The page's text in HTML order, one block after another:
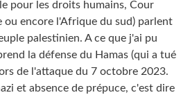
pour les droits humains, Cour
encore l'Afrique du sud) parlent
palestinien. A ce que j'ai pu
la défense du Hamas (qui a tué
de l'attaque du 7 octobre 2023.
et absence de prépuce, c'est dire